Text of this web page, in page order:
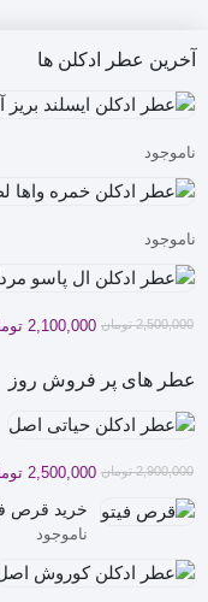
آخرین عطر ادکلن ها
ناموجود
ناموجود
2,500,000 تومان
قیمت
2,500,000 تومان
2,100,000
قیمت
2,100,000 تومان
عطر های پر فروش روز
2,900,000 تومان
قیمت
اصلی
2,900,000 تومان
2,500,000
قیمت
فعلی
2,500,000 تومان
خرید قرص
ناموجود